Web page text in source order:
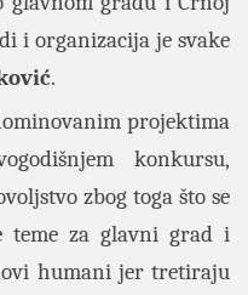
i organizacija je svake
.
projektima
konkursu,
zbog toga što se
teme za glavni grad i
humani jer tretiraju